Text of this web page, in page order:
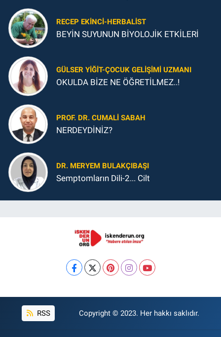
RECEP EKINCI-HERBALIST
BEYİN SUYUNUN BİYOLOJİK ETKİLERİ
GÜLSER YIĞIT-ÇOCUK GELIŞIMI UZMANI
OKULDA BİZE NE ÖĞRETİLMEZ..!
PROF. DR. CUMALI SABAH
NERDEYDİNİZ?
DR. MERYEM BULAKÇIBAŞI
Semptomların Dili-2... Cilt
RSS Copyright © 2023. Her hakkı saklıdır.